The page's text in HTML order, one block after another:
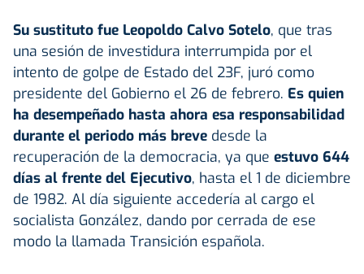
Su sustituto fue Leopoldo Calvo Sotelo, que tras
una sesión de investidura interrumpida por el
intento de golpe de Estado del 23F, juró como
presidente del Gobierno el 26 de febrero. Es quien
ha desempeñado hasta ahora esa responsabilidad
durante el periodo más breve desde la
recuperación de la democracia, ya que estuvo 644
días al frente del Ejecutivo, hasta el 1 de diciembre
de 1982. Al día siguiente accedería al cargo el
socialista González, dando por cerrada de ese
modo la llamada Transición española.